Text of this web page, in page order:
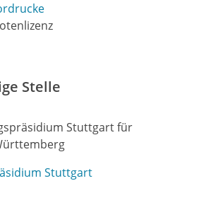
Stelle
Stuttgart für
Stuttgart